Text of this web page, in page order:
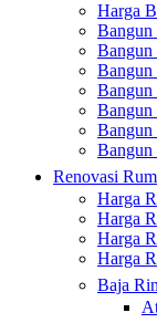
Harga
Bangun
Bangun
Bangun
Bangun
Bangun
Bangun
Renovasi
Harga
Harga
Harga
Harga
Baja